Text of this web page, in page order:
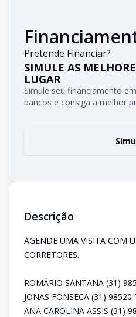
Pretende Financiar?
SIMULE AS
LUGAR
Simule seu financiamento
bancos e consiga a melhor
Descrição
AGENDE UMA VISITA COM
CORRETORES.
ROMÁRIO SANTANA (31)
JONAS FONSECA (31)
ANA CAROLINA ASSIS (31)